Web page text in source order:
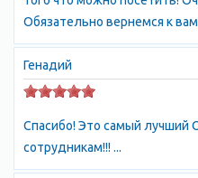
Севастополя от
Население Севастополя
Согласно переписи
территории
человек; из них городское
человек, сельское население
Обязательно вернемся к вам
Генадий
Спасибо! Это самый лучший
сотрудникам!!! ...